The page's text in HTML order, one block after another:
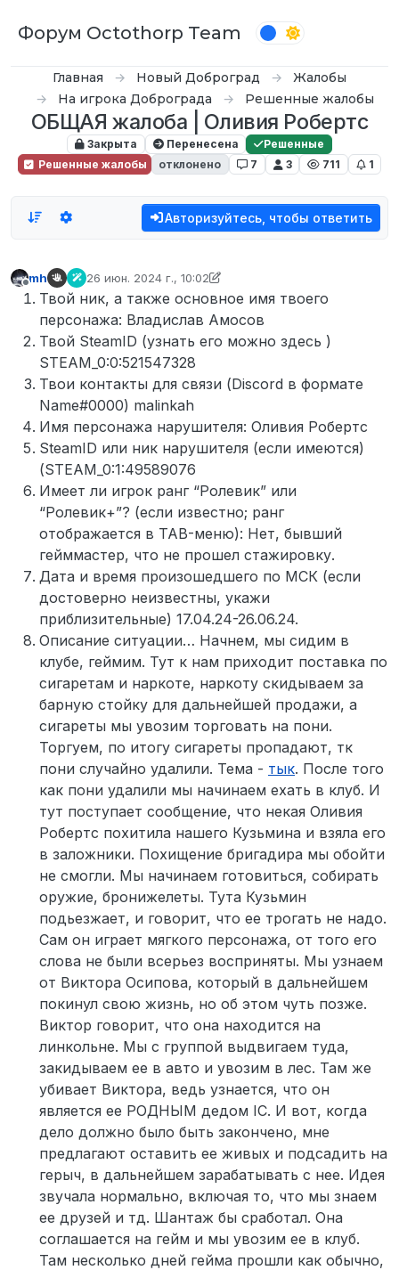
Форум Octothorp Team
Главная Новый Доброград
Жалобы
На игрока Доброграда
Решенные жалобы
ОБЩАЯ жалоба | Оливия Робертс
Закрыта Перенесена
Решенные
Решенные жалобы
отклонено 7 3 711 1
Авторизуйтесь, чтобы ответить
Не в сети
mh 26 июн. 2024 г., 10:02
отредактировано KillerBunny
Твой ник, а также основное имя твоего
персонажа: Владислав Амосов
Твой SteamID (узнать его можно здесь )
STEAM_0:0:521547328
Твои контакты для связи (Discord в формате
Name#0000) malinkah
Имя персонажа нарушителя: Оливия Робертс
SteamID или ник нарушителя (если имеются)
(STEAM_0:1:49589076
Имеет ли игрок ранг “Ролевик” или
“Ролевик+”? (если известно; ранг
отображается в TAB-меню): Нет, бывший
гейммастер, что не прошел стажировку.
Дата и время произошедшего по МСК (если
достоверно неизвестны, укажи
приблизительные) 17.04.24-26.06.24.
Описание ситуации… Начнем, мы сидим в
клубе, геймим. Тут к нам приходит поставка по
сигаретам и наркоте, наркоту скидываем за
барную стойку для дальнейшей продажи, а
сигареты мы увозим торговать на пони.
Торгуем, по итогу сигареты пропадают, тк
пони случайно удалили. Тема - тык. После того
как пони удалили мы начинаем ехать в клуб. И
тут поступает сообщение, что некая Оливия
Робертс похитила нашего Кузьмина и взяла его
в заложники. Похищение бригадира мы обойти
не смогли. Мы начинаем готовиться, собирать
оружие, бронижелеты. Тута Кузьмин
подьезжает, и говорит, что ее трогать не надо.
Сам он играет мягкого персонажа, от того его
слова не были всерьез восприняты. Мы узнаем
от Виктора Осипова, который в дальнейшем
покинул свою жизнь, но об этом чуть позже.
Виктор говорит, что она находится на
линкольне. Мы с группой выдвигаем туда,
закидываем ее в авто и увозим в лес. Там же
убивает Виктора, ведь узнается, что он
является ее РОДНЫМ дедом IC. И вот, когда
дело должно было быть закончено, мне
предлагают оставить ее живых и подсадить на
герыч, в дальнейшем зарабатывать с нее. Идея
звучала нормально, включая то, что мы знаем
ее друзей и тд. Шантаж бы сработал. Она
соглашается на гейм и мы увозим ее в клуб.
Там несколько дней гейма прошли как обычно,